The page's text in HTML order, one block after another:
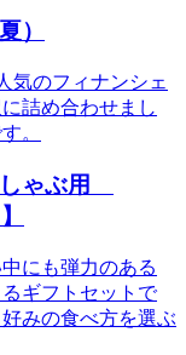
）
気のフィナンシェ
詰め合わせまし
。
ゃぶ用
にも弾力のある
ギフトセットで
みの食べ方を選ぶ